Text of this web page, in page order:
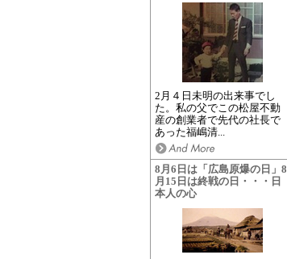
2月４日未明の出来事でし
た。私の父でこの松屋不動
産の創業者で先代の社長で
あった福嶋清...
8月6日は「広島原爆の日」8
月15日は終戦の日・・・日
本人の心